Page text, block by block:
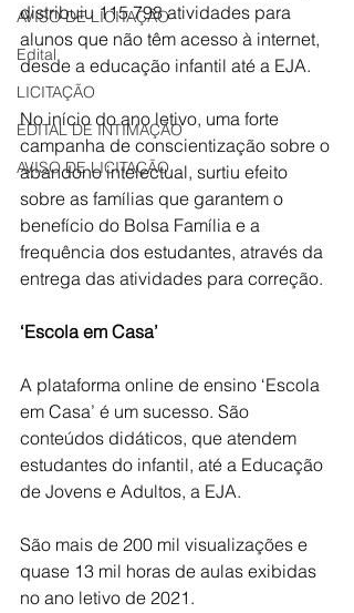
AVISO DE LICITAÇÃO
Edital
LICITAÇÃO
EDITAL DE INTIMAÇÃO
AVISO DE LICITAÇÃO
distribuiu 115.798 atividades para
alunos que não têm acesso à internet,
desde a educação infantil até a EJA.
No início do ano letivo, uma forte
campanha de conscientização sobre o
abandono intelectual, surtiu efeito
sobre as famílias que garantem o
benefício do Bolsa Família e a
frequência dos estudantes, através da
entrega das atividades para correção.
‘Escola em Casa’
A plataforma online de ensino ‘Escola
em Casa’ é um sucesso. São
conteúdos didáticos, que atendem
estudantes do infantil, até a Educação
de Jovens e Adultos, a EJA.
São mais de 200 mil visualizações e
quase 13 mil horas de aulas exibidas
no ano letivo de 2021.